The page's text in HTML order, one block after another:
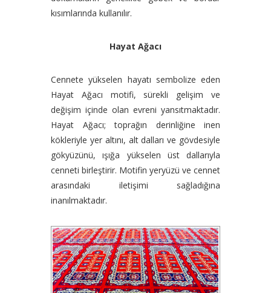
kısımlarında kullanılır.
Hayat Ağacı
Cennete yükselen hayatı sembolize eden
Hayat Ağacı motifi, sürekli gelişim ve
değişim içinde olan evreni yansıtmaktadır.
Hayat Ağacı; toprağın derinliğine inen
kökleriyle yer altını, alt dalları ve gövdesiyle
gökyüzünü, ışığa yükselen üst dallarıyla
cenneti birleştirir. Motifin yeryüzü ve cennet
arasındaki iletişimi sağladığına
inanılmaktadır.